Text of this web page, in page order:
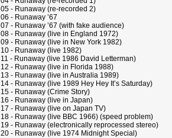
05 - Runaway (re-recorded 2)
06 - Runaway ’67
07 - Runaway ’67 (with fake audience)
08 - Runaway (live in England 1972)
09 - Runaway (live in New York 1982)
10 - Runaway (live 1982)
11 - Runaway (live 1986 David Letterman)
12 - Runaway (live in Florida 1988)
13 - Runaway (live in Australia 1989)
14 - Runaway (live 1989 Hey Hey It’s Saturday)
15 - Runaway (Crime Story)
16 - Runaway (live in Japan)
17 - Runaway (live on Japan TV)
18 - Runaway (live BBC 1966) (speed problem)
19 - Runaway (electronically reprocessed stereo)
20 - Runaway (live 1974 Midnight Special)